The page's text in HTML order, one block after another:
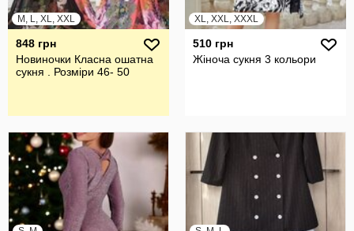
M, L, XL, XXL
848 грн
Новиночки Класна ошатна
сукня . Розміри 46- 50
XL, XXL, XXXL
510 грн
Жіноча сукня 3 кольори